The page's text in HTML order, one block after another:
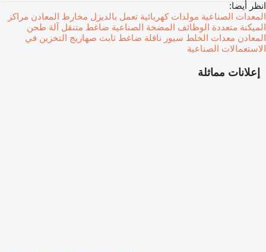
إعلانات مماثلة
انظر أيضا:
المعدات الصناعية مولدات كهربائية تعمل بالديزل مخارط المعادن مراكز
الميكنة متعددة الوظائف المضخة الصناعية ضاغط متنقل آلة طحن
المعادن معدات الخلط سيور ناقلة ضاغط ثابت صهاريج التخزين في
الاستعمالات الصناعية